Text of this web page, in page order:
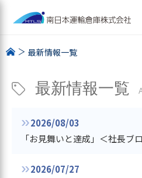
最新情報一覧
最新情報一覧
2026/08/03
「お見舞いと達成」＜社長ブ
2026/07/27